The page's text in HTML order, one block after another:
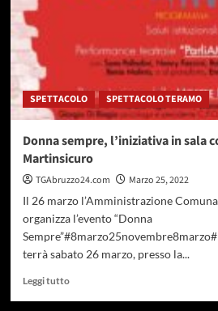
Guardia
Finanza
SPETTACOLO SPETTACOLO TERAMO
Donna sempre, l’iniziativa in sala
Martinsicuro
TGAbruzzo24.com
Marzo 25, 2022
Il 26 marzo l’Amministrazione
organizza l’evento “Donna
terrà sabato 26 marzo, presso la...
Leggi tuttoLeggi